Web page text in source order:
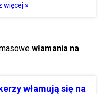
więcej »
włamania na
włamują się na